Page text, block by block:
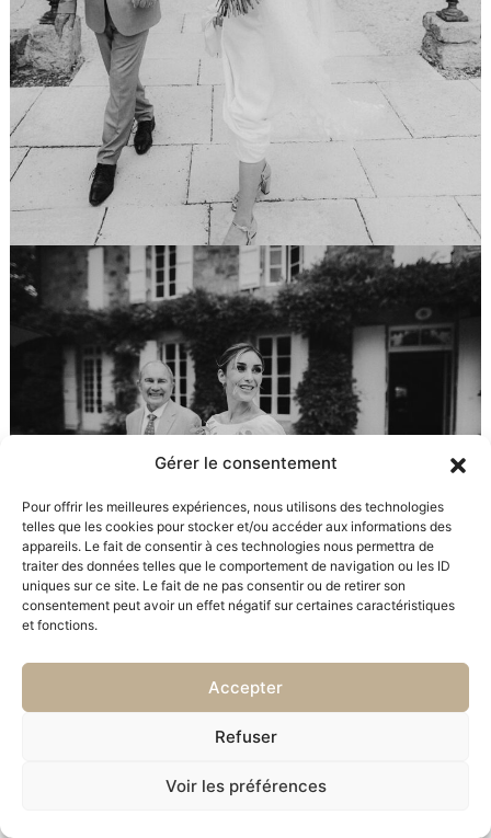
Gérer le consentement
Pour offrir les meilleures expériences, nous utilisons des technologies
telles que les cookies pour stocker et/ou accéder aux informations des
appareils. Le fait de consentir à ces technologies nous permettra de
traiter des données telles que le comportement de navigation ou les ID
uniques sur ce site. Le fait de ne pas consentir ou de retirer son
consentement peut avoir un effet négatif sur certaines caractéristiques
et fonctions.
Accepter
Refuser
Voir les préférences